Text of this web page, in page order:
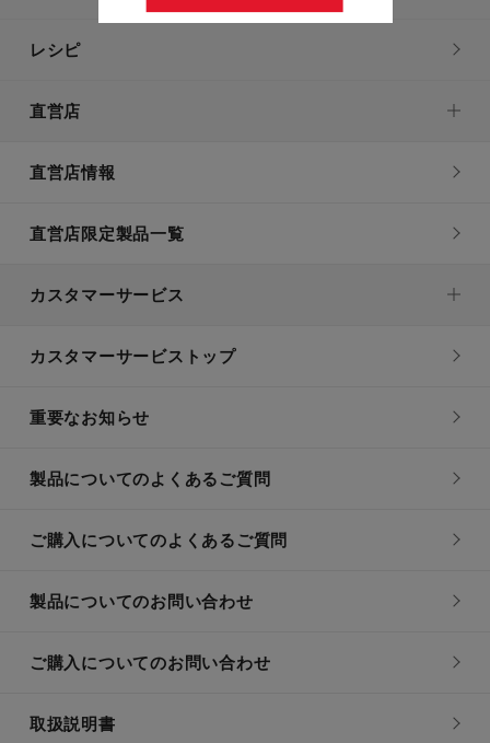
レシピ
直営店
直営店情報
直営店限定製品一覧
カスタマーサービス
カスタマーサービストップ
重要なお知らせ
製品についてのよくあるご質問
ご購入についてのよくあるご質問
製品についてのお問い合わせ
ご購入についてのお問い合わせ
取扱説明書